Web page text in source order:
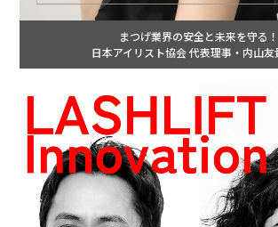
まつげ業界の安全と未来を守る！
日本アイリスト協会 代表理事・内山友